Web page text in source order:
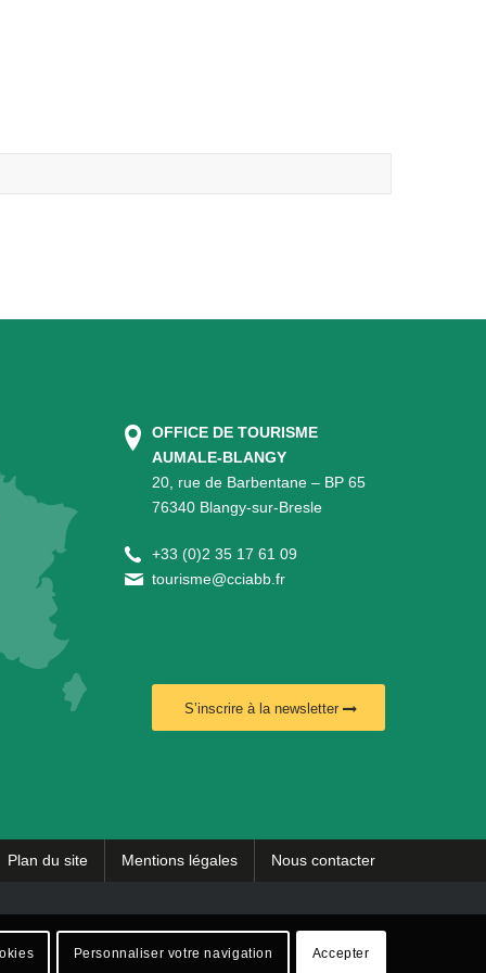
OFFICE DE TOURISME
AUMALE-BLANGY
20, rue de Barbentane – BP 65
76340 Blangy-sur-Bresle
+33 (0)2 35 17 61 09
tourisme@cciabb.fr
S’inscrire à la newsletter
Plan du site Mentions légales Nous contacter
Personnaliser votre navigation Accepter